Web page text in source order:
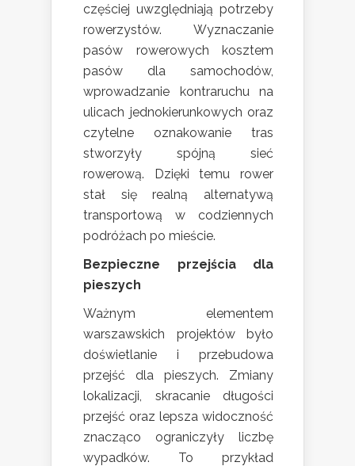
częściej uwzględniają potrzeby
rowerzystów. Wyznaczanie
pasów rowerowych kosztem
pasów dla samochodów,
wprowadzanie kontraruchu na
ulicach jednokierunkowych oraz
czytelne oznakowanie tras
stworzyły spójną sieć
rowerową. Dzięki temu rower
stał się realną alternatywą
transportową w codziennych
podróżach po mieście.
Bezpieczne przejścia dla
pieszych
Ważnym elementem
warszawskich projektów było
doświetlanie i przebudowa
przejść dla pieszych. Zmiany
lokalizacji, skracanie długości
przejść oraz lepsza widoczność
znacząco ograniczyły liczbę
wypadków. To przykład